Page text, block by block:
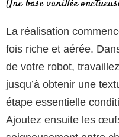
Une base vanillée
La réalisation
fois riche et aérée.
de votre robot,
jusqu’à obtenir une
étape essentielle
Ajoutez ensuite les